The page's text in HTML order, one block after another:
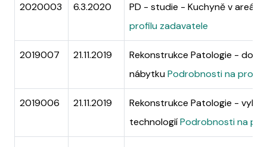
2020003 6.3.2020
PD - studie - Kuchyně v areálu
profilu zadavatele
2019007 21.11.2019
Rekonstrukce Patologie -
nábytkuPodrobnosti na
2019006 21.11.2019
Rekonstrukce Patologie -
technologiíPodrobnosti na